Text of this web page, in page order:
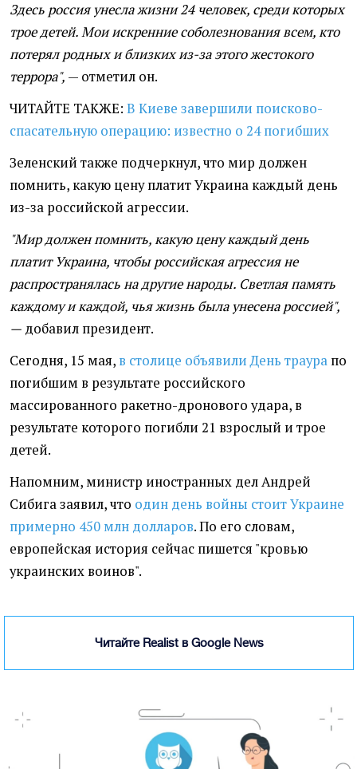
Здесь россия унесла жизни 24 человек, среди которых
трое детей. Мои искренние соболезнования всем, кто
потерял родных и близких из-за этого жестокого
террора", — отметил он.
ЧИТАЙТЕ ТАКЖЕ: В Киеве завершили поисково-
спасательную операцию: известно о 24 погибших
Зеленский также подчеркнул, что мир должен
помнить, какую цену платит Украина каждый день
из-за российской агрессии.
"Мир должен помнить, какую цену каждый день
платит Украина, чтобы российская агрессия не
распространялась на другие народы. Светлая память
каждому и каждой, чья жизнь была унесена россией",
— добавил президент.
Сегодня, 15 мая, в столице объявили День траура по
погибшим в результате российского
массированного ракетно-дронового удара, в
результате которого погибли 21 взрослый и трое
детей.
Напомним, министр иностранных дел Андрей
Сибига заявил, что один день войны стоит Украине
примерно 450 млн долларов. По его словам,
европейская история сейчас пишется "кровью
украинских воинов".
Читайте Realist в Google News